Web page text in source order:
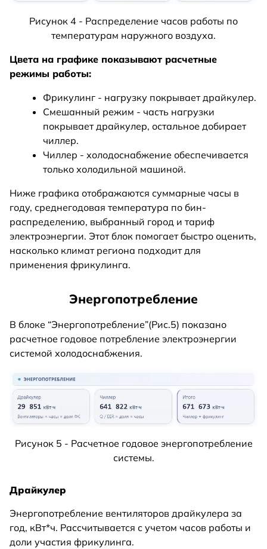
Рисунок 4 - Распределение часов работы по
температурам наружного воздуха.
Цвета на графике показывают расчетные
режимы работы:
Фрикулинг - нагрузку покрывает драйкулер.
Смешанный режим - часть нагрузки
покрывает драйкулер, остальное добирает
чиллер.
Чиллер - холодоснабжение обеспечивается
только холодильной машиной.
Ниже графика отображаются суммарные часы в
году, среднегодовая температура по бин-
распределению, выбранный город и тариф
электроэнергии. Этот блок помогает быстро оценить,
насколько климат региона подходит для
применения фрикулинга.
Энергопотребление
В блоке “Энергопотребление”(Рис.5) показано
расчетное годовое потребление электроэнергии
системой холодоснабжения.
Рисунок 5 - Расчетное годовое энергопотребление
системы.
Драйкулер
Энергопотребление вентиляторов драйкулера за
год, кВт*ч. Рассчитывается с учетом часов работы и
доли участия фрикулинга.